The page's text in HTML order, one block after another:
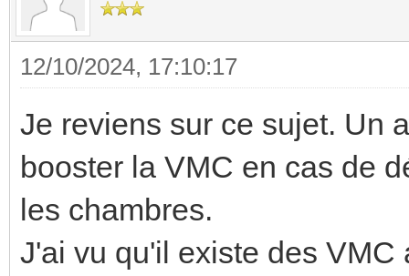
12/10/2024, 17:10:17
Je reviens sur ce sujet. Un
booster la VMC en cas de
les chambres.
J'ai vu qu'il existe des